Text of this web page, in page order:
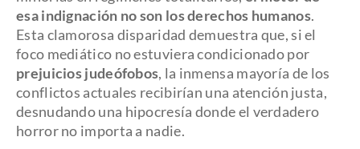
esa indignación no son los derechos humanos.
Esta clamorosa disparidad demuestra que, si el
foco mediático no estuviera condicionado por
prejuicios judeófobos, la inmensa mayoría de los
conflictos actuales recibirían una atención justa,
desnudando una hipocresía donde el verdadero
horror no importa a nadie.